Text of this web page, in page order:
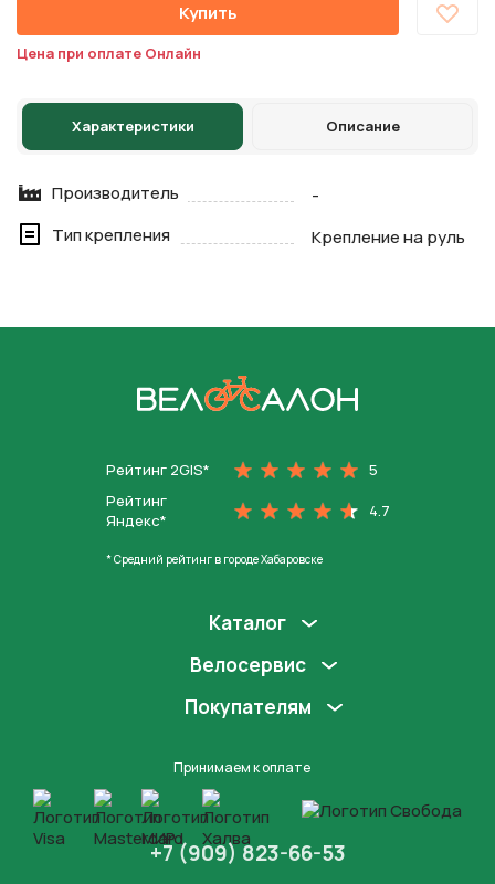
Купить
Цена при оплате Онлайн
Характеристики Описание
Производитель
-
Тип крепления
Крепление на руль
Рейтинг 2GIS*
5
Рейтинг
Яндекс*
4.7
* Средний рейтинг в городе Хабаровске
Каталог
Велосервис
Покупателям
Принимаем к оплате
+7 (909) 823-66-53